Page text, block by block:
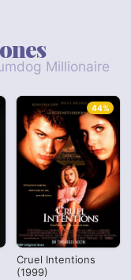
Millionaire
Cruel Intentions
(1999)
44%